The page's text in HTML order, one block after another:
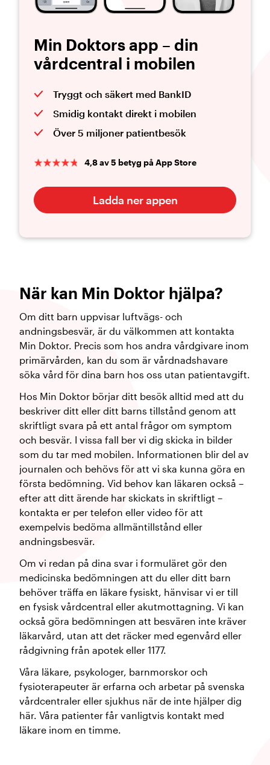
Min Doktors app – din
vårdcentral i mobilen
Tryggt och säkert med BankID
Smidig kontakt direkt i mobilen
Över 5 miljoner patientbesök
4,8 av 5 betyg på App Store
Ladda ner appen
När kan Min Doktor hjälpa?
Om ditt barn uppvisar luftvägs- och
andningsbesvär, är du välkommen att kontakta
Min Doktor. Precis som hos andra vårdgivare inom
primärvården, kan du som är vårdnadshavare
söka vård för dina barn hos oss utan patientavgift.
Hos Min Doktor börjar ditt besök alltid med att du
beskriver ditt eller ditt barns tillstånd genom att
skriftligt svara på ett antal frågor om symptom
och besvär. I vissa fall ber vi dig skicka in bilder
som du tar med mobilen. Informationen blir del av
journalen och behövs för att vi ska kunna göra en
första bedömning. Vid behov kan läkaren också –
efter att ditt ärende har skickats in skriftligt –
kontakta er per telefon eller video för att
exempelvis bedöma allmäntillstånd eller
andningsbesvär.
Om vi redan på dina svar i formuläret gör den
medicinska bedömningen att du eller ditt barn
behöver träffa en läkare fysiskt, hänvisar vi er till
en fysisk vårdcentral eller akutmottagning. Vi kan
också göra bedömningen att besvären inte kräver
läkarvård, utan att det räcker med egenvård eller
rådgivning från apotek eller 1177.
Våra läkare, psykologer, barnmorskor och
fysioterapeuter är erfarna och arbetar på svenska
vårdcentraler eller sjukhus när de inte hjälper dig
här. Våra patienter får vanligtvis kontakt med
läkare inom en timme.